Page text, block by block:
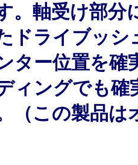
。軸受け部分
ドライブッシ
ター位置を確
ィングでも
（この製品